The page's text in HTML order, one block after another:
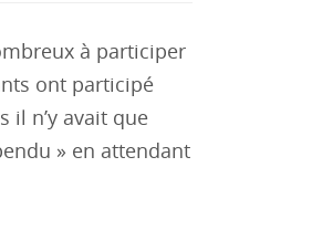
à participer
ont participé
il n’y avait que
» en attendant